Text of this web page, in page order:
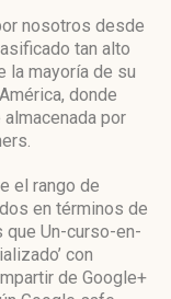
nosotros desde
tan alto
la mayoría de su
donde
por
el rango de
en términos de
que Un-curso-en-
con
de Google+